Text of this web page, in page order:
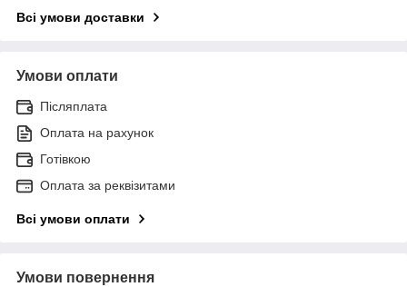
Всі умови доставки
Умови оплати
Післяплата
Оплата на рахунок
Готівкою
Оплата за реквізитами
Всі умови оплати
Умови повернення